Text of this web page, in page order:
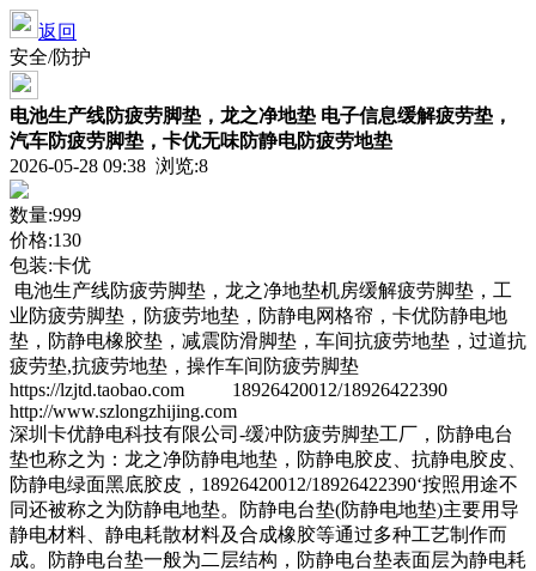
返回
安全/防护
电池生产线防疲劳脚垫，龙之净地垫 电子信息缓解疲劳垫，
汽车防疲劳脚垫，卡优无味防静电防疲劳地垫
2026-05-28 09:38 浏览:8
数量:999
价格:130
包装:卡优
电池生产线防疲劳脚垫，龙之净地垫机房缓解疲劳脚垫，工
业防疲劳脚垫，防疲劳地垫，防静电网格帘，卡优防静电地
垫，防静电橡胶垫，减震防滑脚垫，车间抗疲劳地垫，过道抗
疲劳垫,抗疲劳地垫，操作车间防疲劳脚垫
https://lzjtd.taobao.com 18926420012/18926422390
http://www.szlongzhijing.com
深圳卡优静电科技有限公司-缓冲防疲劳脚垫工厂，防静电台
垫也称之为：龙之净防静电地垫，防静电胶皮、抗静电胶皮、
防静电绿面黑底胶皮，18926420012/18926422390‘按照用途不
同还被称之为防静电地垫。防静电台垫(防静电地垫)主要用导
静电材料、静电耗散材料及合成橡胶等通过多种工艺制作而
成。防静电台垫一般为二层结构，防静电台垫表面层为静电耗